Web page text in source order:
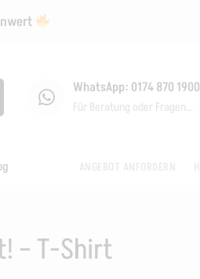
WhatsApp: 0174 870 1900
Für Beratung oder Fragen...
– T-Shirt